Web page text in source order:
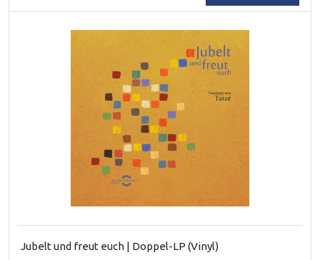
Jubelt und freut euch | Doppel-LP (Vinyl)